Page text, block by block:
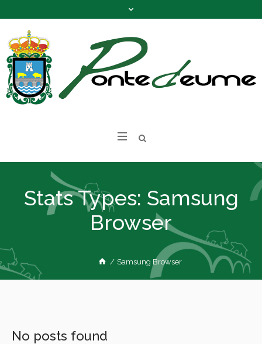
Stats Types: Samsung
Browser
/ Samsung Browser
No posts found